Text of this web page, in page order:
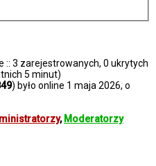
:: 3 zarejestrowanych, 0 ukrytych
5 minut)
) było online 1 maja 2026, o
, Moderatorzy